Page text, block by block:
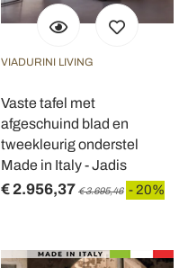
VIADURINI LIVING
Vaste tafel met
afgeschuind blad en
tweekleurig onderstel
Made in Italy - Jadis
€ 2.956,37 € 3.695,46 - 20%